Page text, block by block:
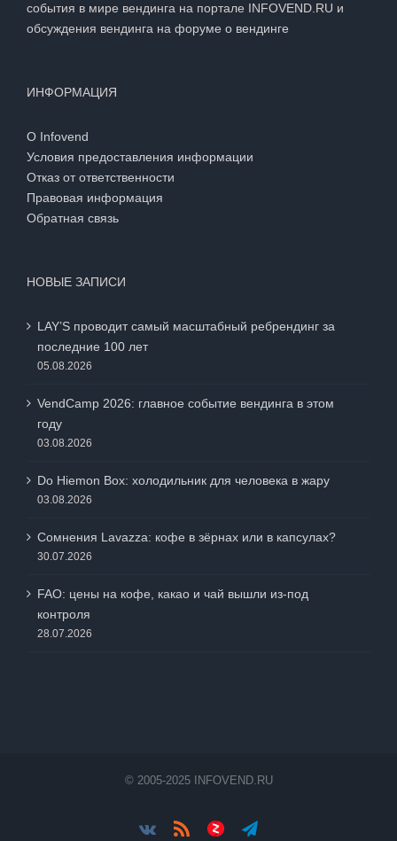
события в мире вендинга на портале INFOVEND.RU и
обсуждения вендинга на форуме о вендинге
ИНФОРМАЦИЯ
О Infovend
Условия предоставления информации
Отказ от ответственности
Правовая информация
Обратная связь
НОВЫЕ ЗАПИСИ
LAY’S проводит самый масштабный ребрендинг за
последние 100 лет
05.08.2026
VendCamp 2026: главное событие вендинга в этом
году
03.08.2026
Do Hiemon Box: холодильник для человека в жару
03.08.2026
Сомнения Lavazza: кофе в зёрнах или в капсулах?
30.07.2026
FAO: цены на кофе, какао и чай вышли из-под
контроля
28.07.2026
© 2005-2025 INFOVEND.RU
Vk RssЯндес.ДзенTelegram